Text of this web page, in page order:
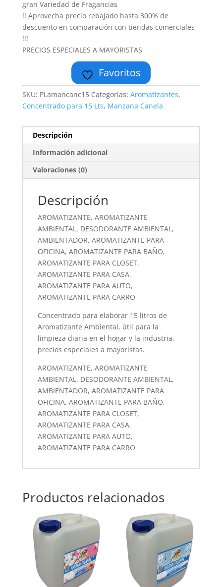
gran Variedad de Fragancias
!! Aprovecha precio rebajado hasta 300% de
descuento en comparación con tiendas comerciales
!!!
PRECIOS ESPECIALES A MAYORISTAS
Favoritos
SKU: PLamancanc15 Categorías: Aromatizantes,
Concentrado para 15 Lts, Manzana Canela
Descripción
Información adicional
Valoraciones (0)
Descripción
AROMATIZANTE, AROMATIZANTE
AMBIENTAL, DESODORANTE AMBIENTAL,
AMBIENTADOR, AROMATIZANTE PARA
OFICINA, AROMATIZANTE PARA BAÑO,
AROMATIZANTE PARA CLOSET,
AROMATIZANTE PARA CASA,
AROMATIZANTE PARA AUTO,
AROMATIZANTE PARA CARRO
Concentrado para elaborar 15 litros de
Aromatizante Ambiental, útil para la
limpieza diaria en el hogar y la industria,
precios especiales a mayoristas.
AROMATIZANTE, AROMATIZANTE
AMBIENTAL, DESODORANTE AMBIENTAL,
AMBIENTADOR, AROMATIZANTE PARA
OFICINA, AROMATIZANTE PARA BAÑO,
AROMATIZANTE PARA CLOSET,
AROMATIZANTE PARA CASA,
AROMATIZANTE PARA AUTO,
AROMATIZANTE PARA CARRO
Productos relacionados